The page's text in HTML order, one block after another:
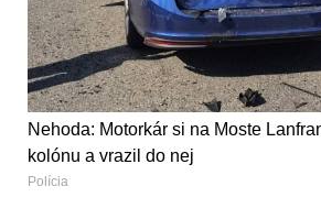
Nehoda: Motorkár si na Moste
kolónu a vrazil do nej
Polícia